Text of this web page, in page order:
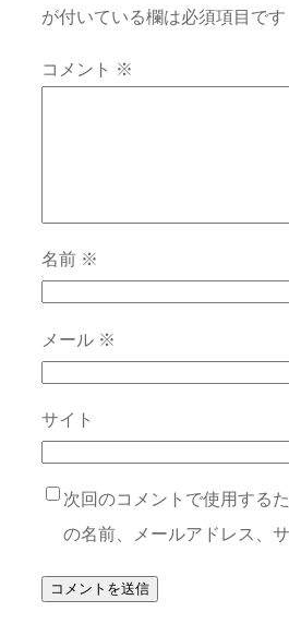
が付いている欄は必須項目です
コメント ※
名前 ※
メール ※
サイト
次回のコメントで使用する
の名前、メールアドレス、